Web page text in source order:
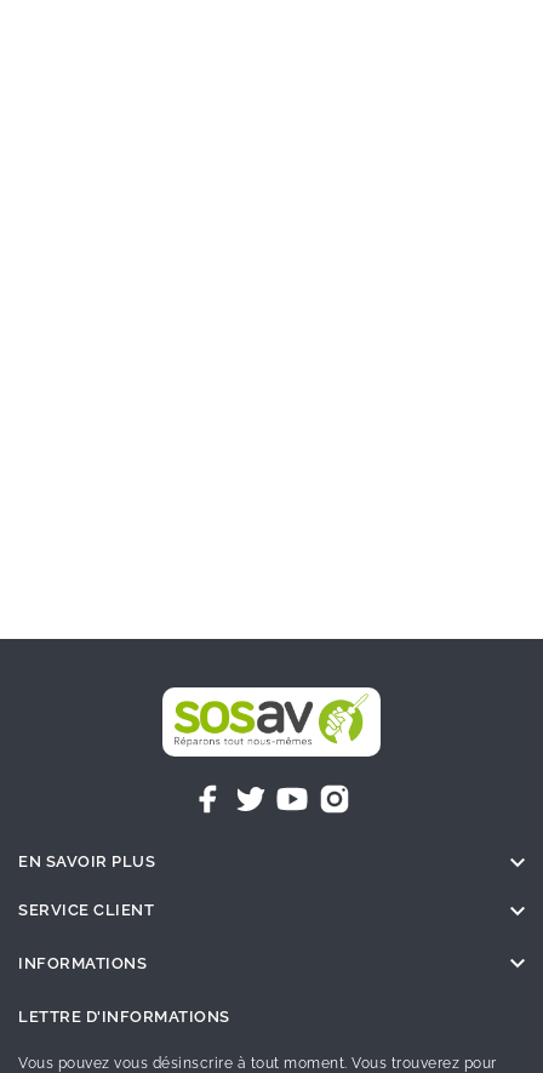
EN SAVOIR PLUS 
SERVICE CLIENT 
INFORMATIONS 
LETTRE D'INFORMATIONS
Vous pouvez vous désinscrire à tout moment. Vous trouverez pour